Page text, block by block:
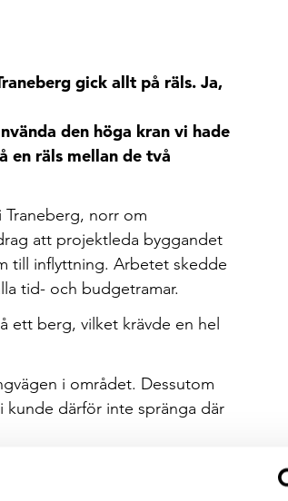
gick allt på räls. Ja,
den höga kran vi hade
en räls mellan de två
norr om
att projektleda byggandet
till inflyttning. Arbetet skedde
tid- och budgetramar.
ett berg, vilket krävde en hel
i området. Dessutom
därför inte spränga där
Det har
på bestämda klockslag.